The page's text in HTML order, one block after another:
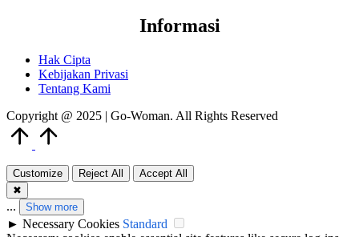
Informasi
Hak Cipta
Kebijakan Privasi
Tentang Kami
Copyright @ 2025 | Go-Woman. All Rights Reserved
Customize Reject All
Accept All
✖
... Show more
► Necessary Cookies Standard